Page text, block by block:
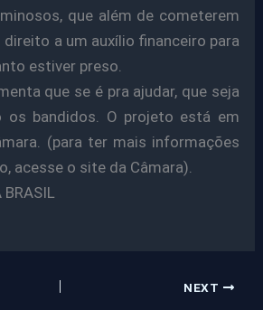
que além de cometerem
a um auxílio financeiro para
estiver preso.
que se é pra ajudar, que seja
os bandidos. O projeto está em
(para ter mais informações
acesse o site da Câmara).
BRASIL
NEXT